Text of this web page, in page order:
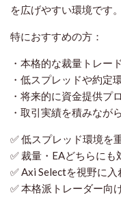
を広げやすい環境です。
特におすすめの方：
・本格的な裁量トレー
・低スプレッドや約定
・将来的に資金提供プ
・取引実績を積みなが
✅ 低スプレッド環境を
✅ 裁量・EAどちらにも
✅ Axi Selectを視野に
✅ 本格派トレーダー向